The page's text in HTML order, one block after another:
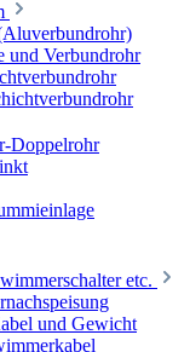
und Verbundrohr
Doppelrohr
etc.
und Gewicht